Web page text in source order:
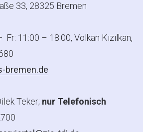
33, 28325 Bremen
11:00 – 18:00, Volkan Kızılkan,
bremen.de
Teker; nur Telefonisch